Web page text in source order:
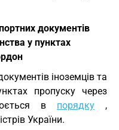
документів
у пунктах
іноземців та
пропуску через
в порядку ,
України.